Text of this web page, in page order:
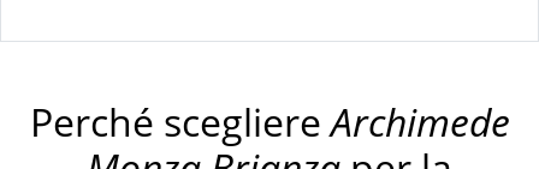
Perché scegliereArchimede